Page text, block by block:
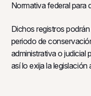
Normativa federal para
Dichos registros
periodo de
administrativa o judicial
así lo exija la